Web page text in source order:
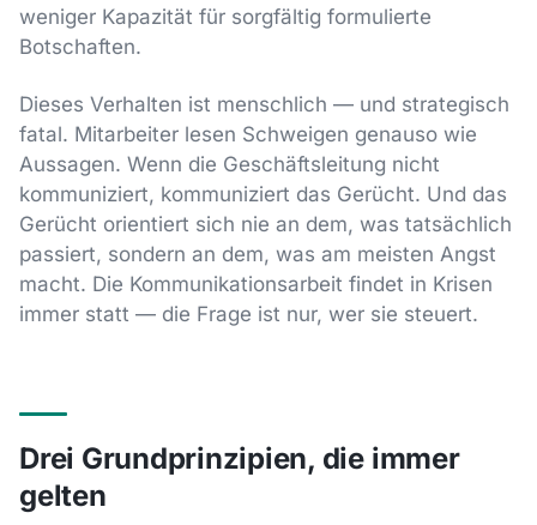
weniger Kapazität für sorgfältig formulierte
Botschaften.
Dieses Verhalten ist menschlich — und strategisch
fatal. Mitarbeiter lesen Schweigen genauso wie
Aussagen. Wenn die Geschäftsleitung nicht
kommuniziert, kommuniziert das Gerücht. Und das
Gerücht orientiert sich nie an dem, was tatsächlich
passiert, sondern an dem, was am meisten Angst
macht. Die Kommunikationsarbeit findet in Krisen
immer statt — die Frage ist nur, wer sie steuert.
Drei Grundprinzipien, die immer
gelten